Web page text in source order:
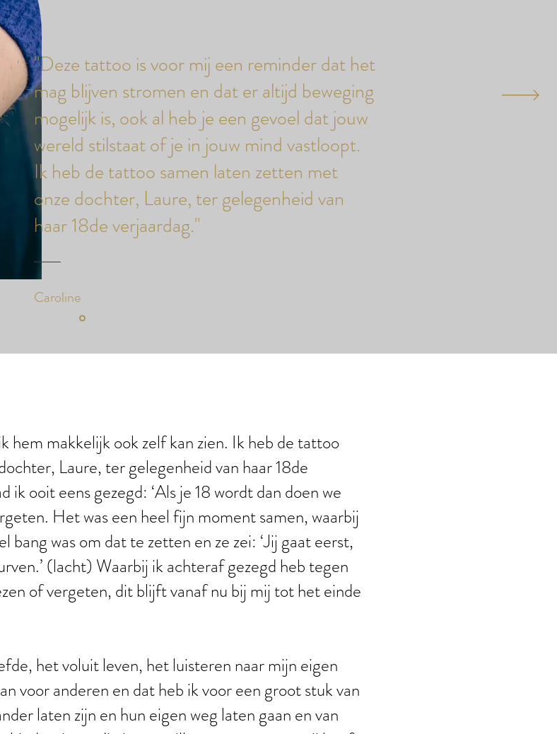
"Deze tattoo is voor mij een reminder dat het
mag blijven stromen en dat er altijd beweging
mogelijk is, ook al heb je een gevoel dat jouw
wereld stilstaat of je in jouw mind vastloopt.
Ik heb de tattoo samen laten zetten met
onze dochter, Laure, ter gelegenheid van
haar 18de verjaardag."
Caroline
hem makkelijk ook zelf kan zien. Ik heb de tattoo
Laure, ter gelegenheid van haar 18de
ik ooit eens gezegd: ‘Als je 18 wordt dan doen we
Het was een heel fijn moment samen, waarbij
bang was om dat te zetten en ze zei: ‘Jij gaat eerst,
(lacht) Waarbij ik achteraf gezegd heb tegen
of vergeten, dit blijft vanaf nu bij mij tot het einde
het voluit leven, het luisteren naar mijn eigen
voor anderen en dat heb ik voor een groot stuk van
laten zijn en hun eigen weg laten gaan en van